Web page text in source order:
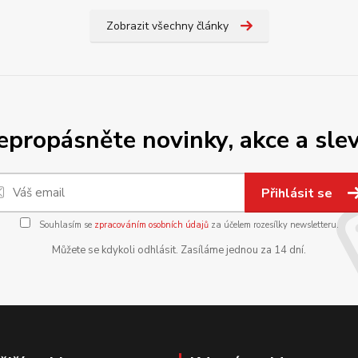
Zobrazit všechny články
novinky, akce a
Přihlásit se
Souhlasím se zpracováním osobních údajůza účelem rozesílky newsletteru.
Můžete se kdykoli odhlásit. Zasíláme jednou za 14 dní.